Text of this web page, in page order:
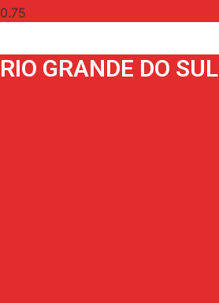
RIO GRANDE DO SUL